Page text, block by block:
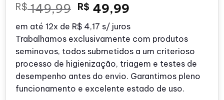
R$149,99 O
preço
original
era:
R$ 149,99.
R$ 49,99
atual
é:
R$ 49,99.
em até 12x de R$ 4,17 s/ juros
Trabalhamos exclusivamente com produtos
seminovos, todos submetidos a um criterioso
processo de higienização, triagem e testes de
desempenho antes do envio. Garantimos pleno
funcionamento e excelente estado de uso.